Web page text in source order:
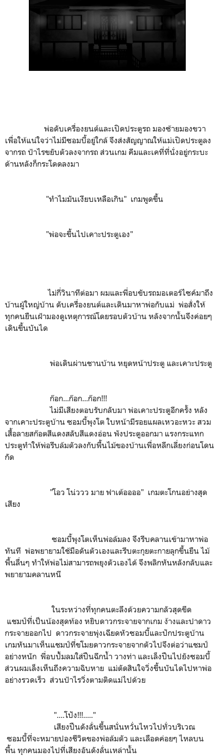
พ่อดับเครื่องยนต์และเปิดประตูรถ มองซ้ายมองขวา
เพื่อให้แน่ใจว่าไม่มีซอมบี้อยู่ใกล้ จึงส่งสัญญาณให้แม่เปิดประตูลง
จากรถ ป้าไรขยับตัวลงจากรถ ส่วนเกม คีมและเคที่ที่นั่งอยู่กระบะ
ด้านหลังก็กระโดดลงมา
"ทำไมมันเงียบเหลือเกิน" เกมพูดขึ้น
"พ่อจะขึ้นไปเคาะประตูเอง"
ไม่กี่วินาทีต่อมา ผมและพี่อบขับรถมอเตอร์ไซค์มาถึง
บ้านผู้ใหญ่บ้าน ดับเครื่องยนต์และเดินมาหาพ่อกับแม่ พ่อสั่งให้
ทุกคนยืนเฝ้ามองดูเหตุการณ์โดยรอบตัวบ้าน หลังจากนั้นจึงค่อยๆ
เดินขึ้นบันได
พ่อเดินผ่านชานบ้าน หยุดหน้าประตู และเคาะประตู
ก๊อก...ก๊อก...ก๊อก!!!
ไม่มีเสียงตอบรับกลับมา พ่อเคาะประตูอีกครั้ง หลัง
จากเคาะประตูบ้าน ซอมบี้พุงโต ใบหน้ามีรอยแผลเหวอะหวะ สวม
เสื้อลายสก๊อตสีแดงสลับสีแดงอ่อน พังประตูออกมา แรงกระแทก
ประตูทำให้พ่อรีบล้มตัวลงกับพื้นไม้ของบ้านเพื่อหลีกเลี่ยงก่อนโดน
กัด
"โอว โน่ววว มาย ฟาเต้ออออ" เกมตะโกนอย่างสุด
เสียง
ซอมบี้พุงโตเห็นพ่อล้มลง จึงรีบคลานเข้ามาหาพ่อ
ทันที พ่อพยายามใช้มือดันตัวเองและรีบตะกุยตะกายลุกขึ้นยืน ไม้
พื้นลื่นๆ ทำให้พ่อไม่สามารถพยุงตัวเองได้ จึงพลิกหันหลังกลับและ
พยายามคลานหนี
ในระหว่างที่ทุกคนตะลึงด้วยความกลัวสุดขีด
แชมป์ที่เป็นน้องสุดท้อง หยิบดาวกระจายจากเกม ง้างและปาดาว
กระจายออกไป ดาวกระจายพุ่งเฉียดหัวซอมบี้และปักประตูบ้าน
เกมหันมาเห็นแชมป์ที่ขโมยดาวกระจายจากตัวไปจึงต่อว่าแชมป์
อย่างหนัก พี่อบปั้มลมใส่ปืนฉีกน้ำ วางท่า และเล็งปืนไปยังซอมบี้
ส่วนผมเล็งเห็นถึงความฉิบหาย แม่ตัดสินใจวิ่งขึ้นบันไดไปหาพ่อ
อย่างรวดเร็ว ส่วนป้าไรวิ่งตามติดแม่ไปด้วย
"....โปัง!!!....."
เสียงปืนดังลั่นขึ้นสนั่นหวั่นไหวไปทั่วบริเวณ
ซอมบี้ที่จะหมายปองชีวิตของพ่อล้มตัว และเลือดค่อยๆ ไหลบน
พื้น ทุกคนมองไปที่เสียงอันดังลั่นเหล่านั้น